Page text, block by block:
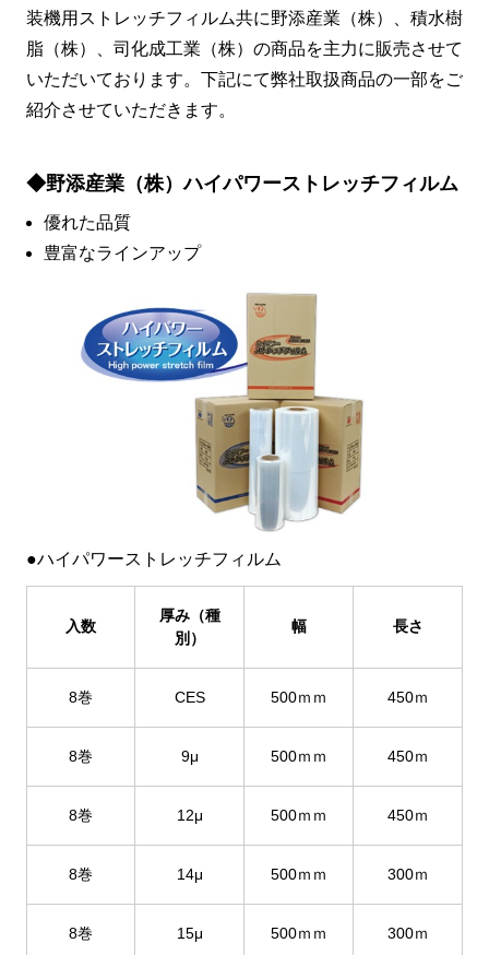
装機用ストレッチフィルム共に野添産業（株）、積水樹
脂（株）、司化成工業（株）の商品を主力に販売させて
いただいております。下記にて弊社取扱商品の一部をご
紹介させていただきます。
◆野添産業（株）ハイパワーストレッチフィルム
優れた品質
豊富なラインアップ
●ハイパワーストレッチフィルム
入数
厚み（種
別）
幅 長さ
8巻 CES 500ｍｍ 450ｍ
8巻 9μ 500ｍｍ 450ｍ
8巻 12μ 500ｍｍ 450ｍ
8巻 14μ 500ｍｍ 300ｍ
8巻 15μ 500ｍｍ 300ｍ